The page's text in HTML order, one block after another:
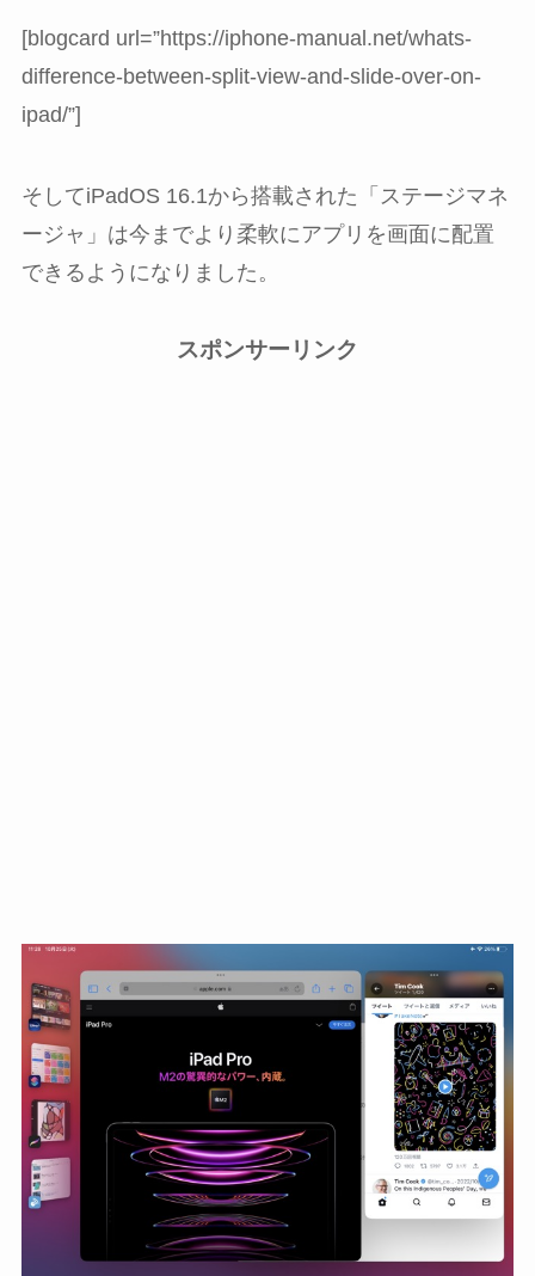
[blogcard url=”https://iphone-manual.net/whats-
difference-between-split-view-and-slide-over-on-
ipad/”]
そしてiPadOS 16.1から搭載された「ステージマネ
ージャ」は今までより柔軟にアプリを画面に配置
できるようになりました。
スポンサーリンク